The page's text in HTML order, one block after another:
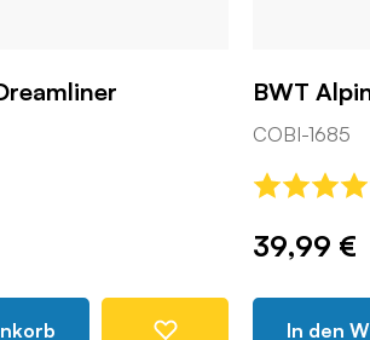
BWT
COBI-1685
39,99 €
In den